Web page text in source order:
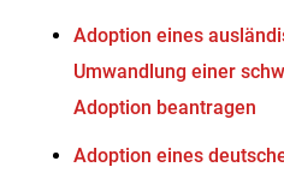
Adoption eines
Umwandlung einer
Adoption beantragen
Adoption eines